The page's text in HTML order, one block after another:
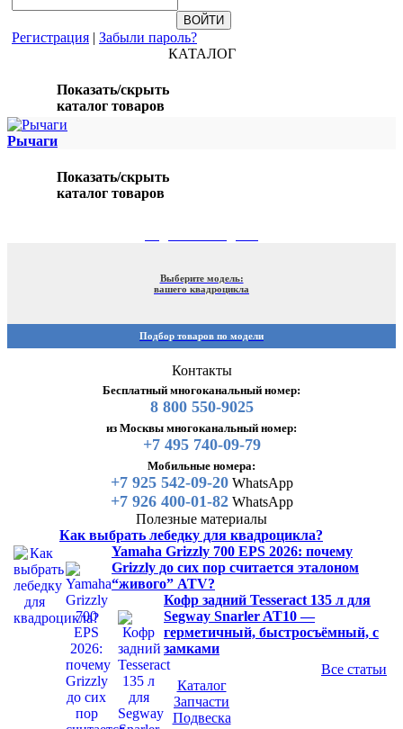
Регистрация | Забыли пароль?
КАТАЛОГ
Показать/скрыть
каталог товаров
Рычаги
Показать/скрыть
каталог товаров
Выберите модель:
вашего квадроцикла
Подбор товаров по модели
Контакты
Бесплатный многоканальный номер:
8 800 550-9025
из Москвы многоканальный номер:
+7 495 740-09-79
Мобильные номера:
+7 925 542-09-20WhatsApp
+7 926 400-01-82WhatsApp
Полезные материалы
Как выбрать лебедку для квадроцикла?
Yamaha Grizzly 700 EPS 2026: почему
Grizzly до сих пор считается эталоном
“живого” ATV?
Кофр задний Tesseract 135 л для
Segway Snarler AT10 —
герметичный, быстросъёмный, с
замками
Все статьи
Каталог
Запчасти
Подвеска